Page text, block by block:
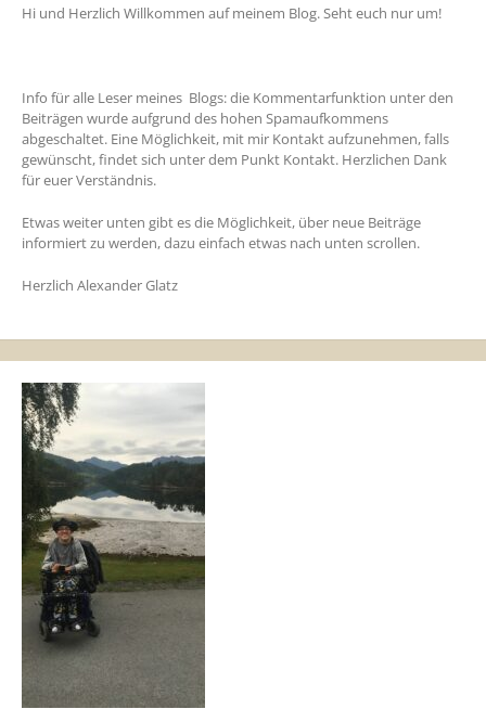
Hi und Herzlich Willkommen auf meinem Blog. Seht euch nur um!
Info für alle Leser meines Blogs: die Kommentarfunktion unter den
Beiträgen wurde aufgrund des hohen Spamaufkommens
abgeschaltet. Eine Möglichkeit, mit mir Kontakt aufzunehmen, falls
gewünscht, findet sich unter dem Punkt Kontakt. Herzlichen Dank
für euer Verständnis.
Etwas weiter unten gibt es die Möglichkeit, über neue Beiträge
informiert zu werden, dazu einfach etwas nach unten scrollen.
Herzlich Alexander Glatz